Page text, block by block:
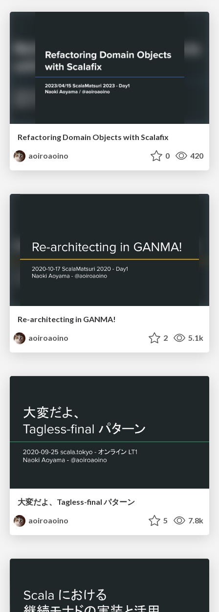
Refactoring Domain Objects with Scalafix
aoiroaoino
0 420
Re-architecting in GANMA!
aoiroaoino
2 5.1k
大変だよ、Tagless-final パターン
aoiroaoino
5 7.8k